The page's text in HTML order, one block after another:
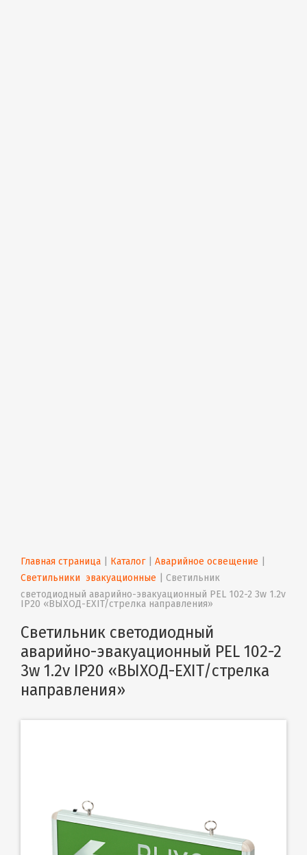
Главная страница Каталог | Аварийное освещение
Светильники  эвакуационные
Светильник
светодиодный аварийно-эвакуационный PEL 102-2 3w 1.2v
IP20 «ВЫХОД-EXIT/стрелка направления»
Светильник светодиодный
аварийно-эвакуационный PEL 102-2
3w 1.2v IP20 «ВЫХОД-EXIT/стрелка
направления»